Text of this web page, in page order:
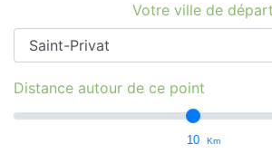
Votre ville de départ
Distance autour de ce point
10 Km